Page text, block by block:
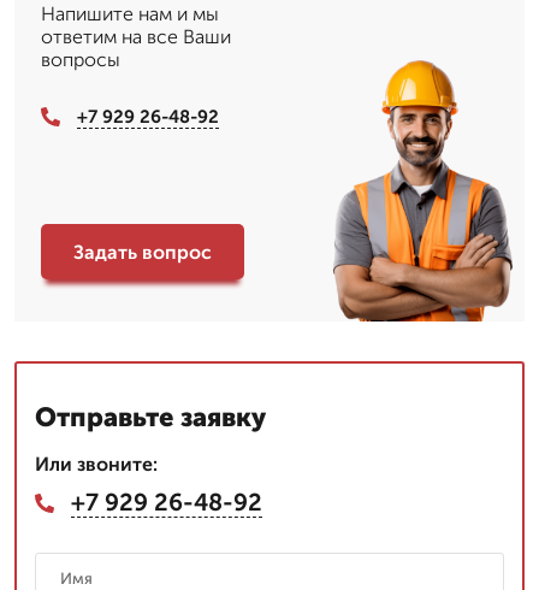
Напишите нам и мы
ответим на все Ваши
вопросы
+7 929 26-48-92
Задать вопрос
Отправьте заявку
Или звоните:
+7 929 26-48-92